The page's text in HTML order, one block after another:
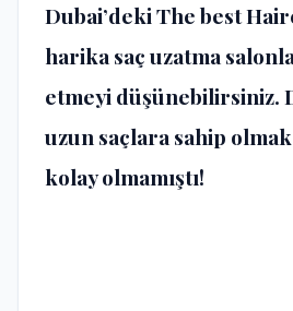
Dubai’dekiThe best
harika saç uzatma
etmeyi düşünebilirsiniz.
uzun saçlara sahip
kolay olmamıştı!